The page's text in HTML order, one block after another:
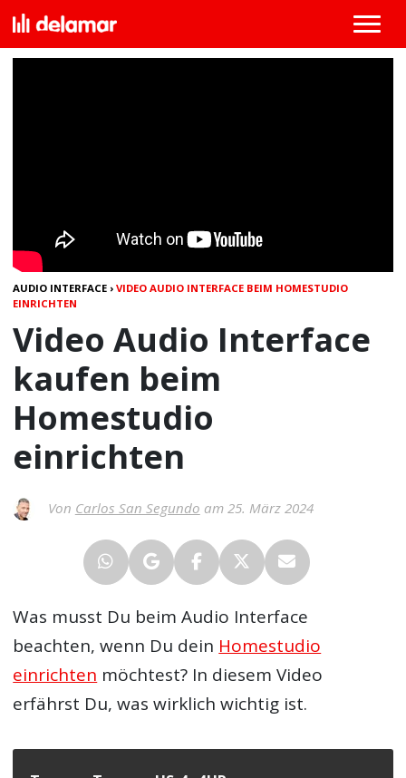
AUDIO INTERFACE ›VIDEO AUDIO INTERFACE BEIM HOMESTUDIO
EINRICHTEN
Video Audio Interface
kaufen beim
Homestudio
einrichten
Von Carlos San Segundo am 25. März 2024
Was musst Du beim Audio Interface
beachten, wenn Du dein Homestudio
einrichten möchtest? In diesem Video
erfährst Du, was wirklich wichtig ist.